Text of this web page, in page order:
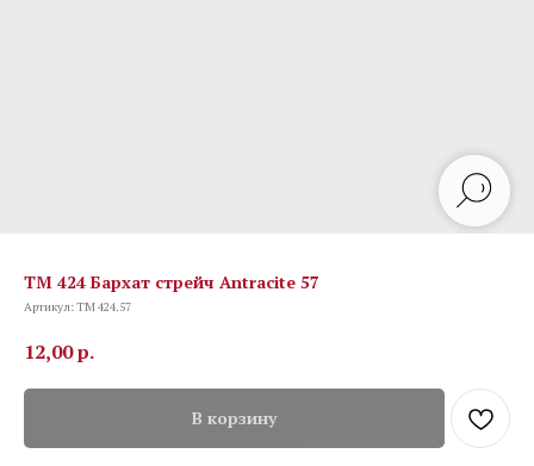
TM 424 Бархат стрейч Antracite 57
Артикул:TM 424.57
12,00р.
В корзину